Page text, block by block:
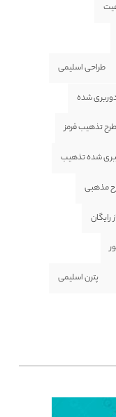
طراحی اسلیمی
شده
طرح تذهیب قرمز
شده تذهیب
مذهبی
رایگان
پترن اسلیمی